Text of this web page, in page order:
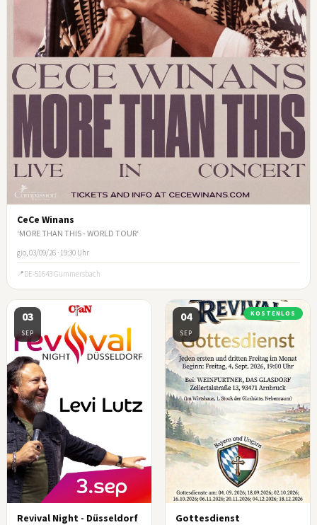
CeCe Winans
‘MORE THAN THIS - WORLD TOUR‘
gio, 03/09/26 · 19:30 Uhr
DE-51643 Gummersbach
03
SEP
Revival Night - Düsseldorf
04
SEP
KOSTENLOS
Gottesdienst